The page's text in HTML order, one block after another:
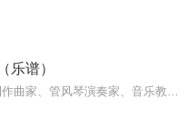
乐谱）